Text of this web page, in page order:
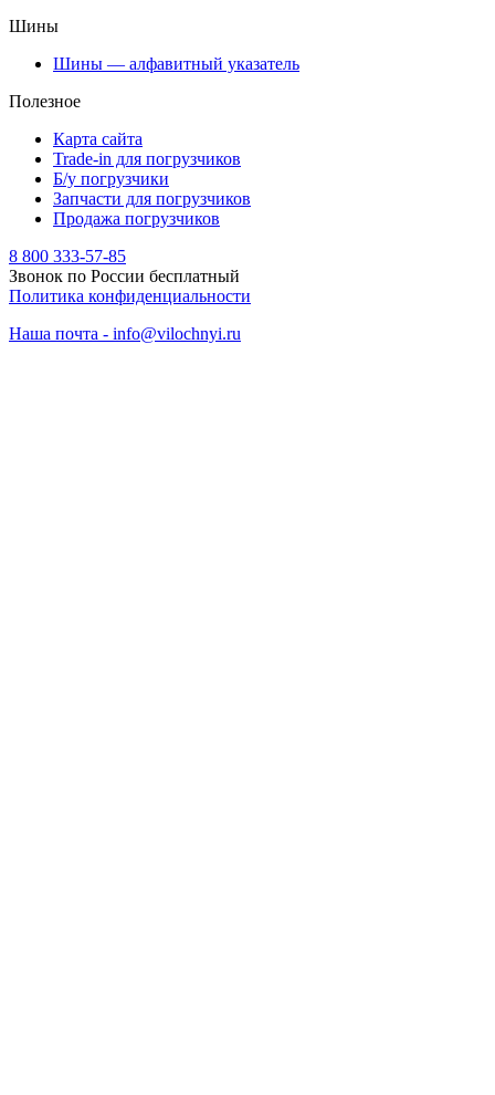
Шины
Шины — алфавитный указатель
Полезное
Карта сайта
Trade-in для погрузчиков
Б/у погрузчики
Запчасти для погрузчиков
Продажа погрузчиков
8 800 333-57-85
Звонок по России бесплатный
Политика конфиденциальности
Наша почта - info@vilochnyi.ru